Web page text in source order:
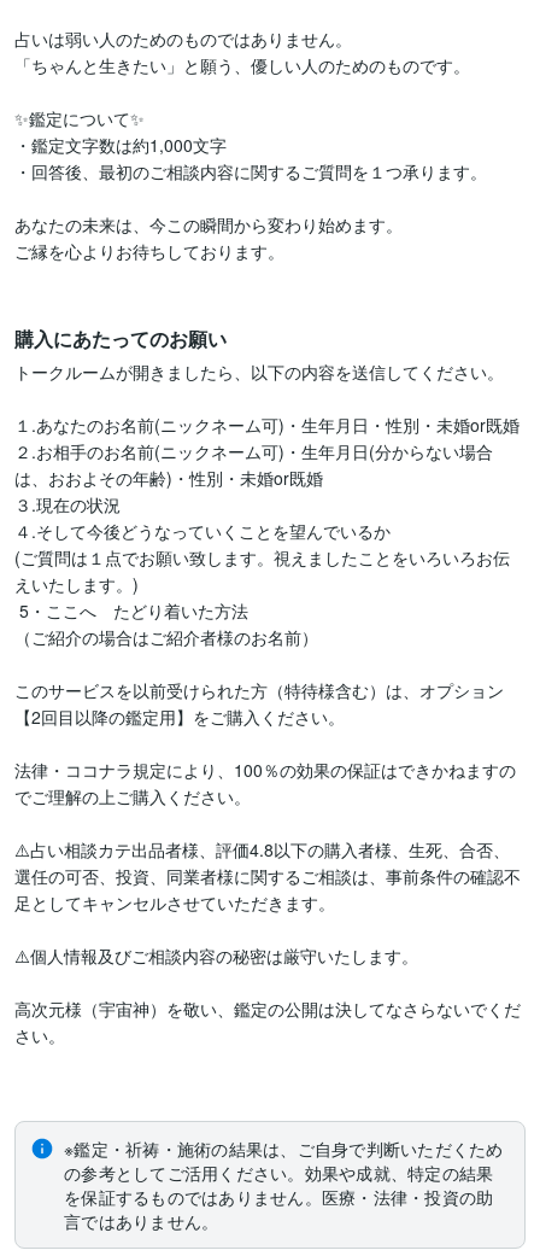
占いは弱い人のためのものではありません。
「ちゃんと生きたい」と願う、優しい人のためのものです。
✨鑑定について✨
・鑑定文字数は約1,000文字
・回答後、最初のご相談内容に関するご質問を１つ承ります。
あなたの未来は、今この瞬間から変わり始めます。
ご縁を心よりお待ちしております。
購入にあたってのお願い
トークルームが開きましたら、以下の内容を送信してください。
１.あなたのお名前(ニックネーム可)・生年月日・性別・未婚or既婚
２.お相手のお名前(ニックネーム可)・生年月日(分からない場合
は、おおよその年齢)・性別・未婚or既婚
３.現在の状況
４.そして今後どうなっていくことを望んでいるか
(ご質問は１点でお願い致します。視えましたことをいろいろお伝
えいたします。)
（ご紹介の場合はご紹介者様のお名前）
このサービスを以前受けられた方（特待様含む）は、オプション
【2回目以降の鑑定用】をご購入ください。
法律・ココナラ規定により、100％の効果の保証はできかねますの
でご理解の上ご購入ください。
⚠️占い相談カテ出品者様、評価4.8以下の購入者様、生死、合否、
選任の可否、投資、同業者様に関するご相談は、事前条件の確認不
足としてキャンセルさせていただきます。
⚠️個人情報及びご相談内容の秘密は厳守いたします。
高次元様（宇宙神）を敬い、鑑定の公開は決してなさらないでくだ
さい。
※鑑定・祈祷・施術の結果は、ご自身で判断いただくため
の参考としてご活用ください。効果や成就、特定の結果
を保証するものではありません。医療・法律・投資の助
言ではありません。